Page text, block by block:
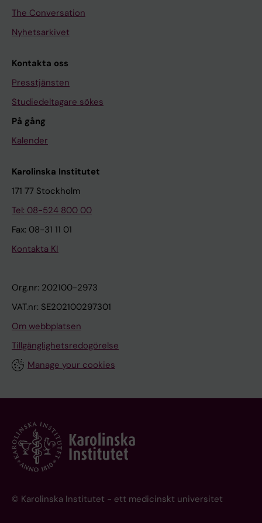
The Conversation
Nyhetsarkivet
Kontakta oss
Presstjänsten
Studiedeltagare sökes
På gång
Kalender
Karolinska Institutet
171 77 Stockholm
Tel: 08-524 800 00
Fax: 08-31 11 01
Kontakta KI
Org.nr: 202100-2973
VAT.nr: SE202100297301
Om webbplatsen
Tillgänglighetsredogörelse
Manage your cookies
© Karolinska Institutet - ett medicinskt universitet